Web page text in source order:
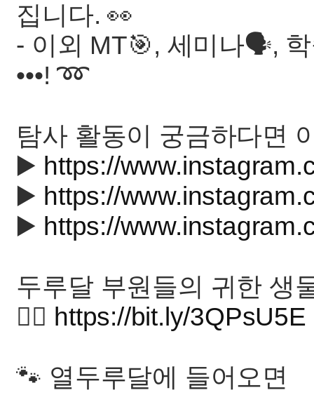
집니다. 👀
- 이외 MT🎯, 세미나🗣️,
•••! ➿
탐사 활동이 궁금하다면
▶️ https://
▶️ https://
▶️ https://
두루달 부원들의 귀한 생
👉🏻 https://bit.ly/3QPsU5E
🐾 열두루달에 들어오면